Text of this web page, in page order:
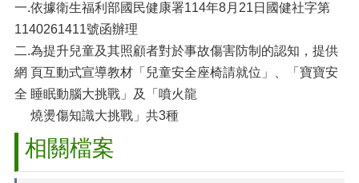
一.依據衛生福利部國民健康署114年8月21日國健社字第
1140261411號函辦理
二.為提升兒童及其照顧者對於事故傷害防制的認知，提供
網 頁互動式宣導教材「兒童安全座椅請就位」、「寶寶安
全 睡眠動腦大挑戰」及「噴火龍
燒燙傷知識大挑戰」共3種
相關檔案